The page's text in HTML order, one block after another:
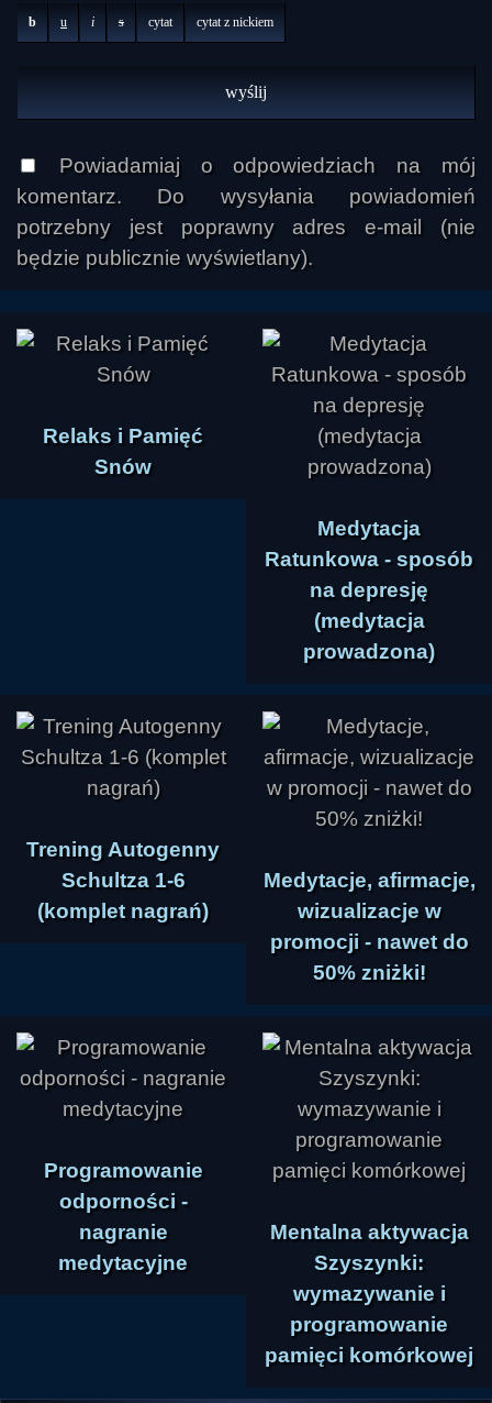
b u i s cytat cytat z nickiem
Powiadamiaj o odpowiedziach na mój
komentarz. Do wysyłania powiadomień
potrzebny jest poprawny adres e-mail (nie
będzie publicznie wyświetlany).
Relaks i Pamięć
Snów
Medytacja
Ratunkowa - sposób
na depresję
(medytacja
prowadzona)
Trening Autogenny
Schultza 1-6
(komplet nagrań)
Medytacje, afirmacje,
wizualizacje w
promocji - nawet do
50% zniżki!
Programowanie
odporności -
nagranie
medytacyjne
Mentalna aktywacja
Szyszynki:
wymazywanie i
programowanie
pamięci komórkowej